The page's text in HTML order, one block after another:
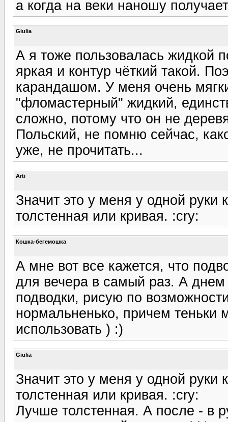
а когда на веки наношу
Giulia
А я тоже пользовалась жидкой
яркая и контур чёткий такой.
карандашом. У меня очень
"фломастерный" жидкий,
сложно, потому что он не
Польский, не помню сейчас,
уже, не прочитать...
Arti
Значит это у меня у одной руки
толстенная или кривая. :cry:
Кошка-бегемошка
А мне вот все кажется, что
для вечера в самый раз. А днем
подводки, рисую по
нормальненько, причем
использовать ) :)
Giulia
Значит это у меня у одной руки
толстенная или кривая. :cry:
Лучше толстенная. А после - в